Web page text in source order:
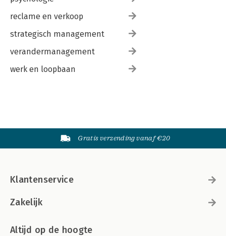
reclame en verkoop
strategisch management
verandermanagement
werk en loopbaan
Gratis verzending vanaf €20
Klantenservice
Zakelijk
Altijd op de hoogte